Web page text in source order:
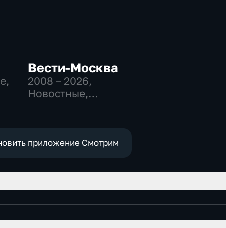
Вести-Москва
2008 – 2026,
Новостные,
экономические
приложение Смотрим